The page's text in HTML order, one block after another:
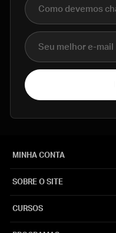
E-mail
MINHA CONTA
SOBRE O SITE
CURSOS